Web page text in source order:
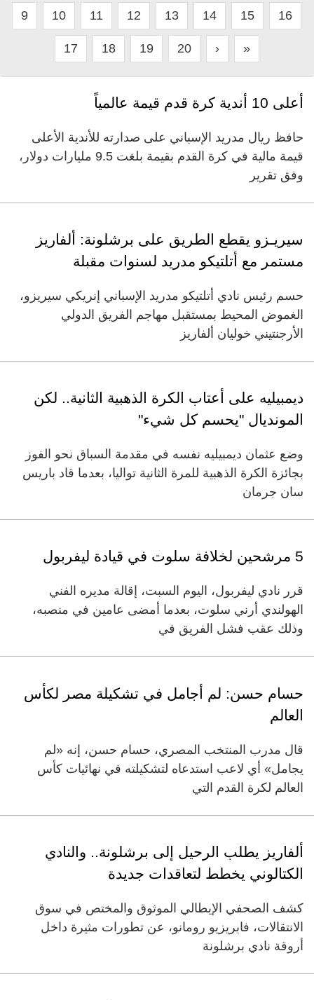
9 10 11 12 13 14 15 16
17 18 19 20 › »
أعلى 10 أندية كرة قدم قيمة عالمياً
حافظ ريال مدريد الإسباني على صدارته للأندية الأعلى
قيمة مالية في كرة القدم بقيمة بلغت 9.5 مليارات دولار،
وفق تقرير
سيريـزو يقطع الطريق على برشلونة: ألفاريز
مستمر مع أتلتيكو مدريد لسنوات مقبلة
حسم رئيس نادي أتلتيكو مدريد الإسباني إنريكي سيريزو،
الغموض المحيط بمستقبل مهاجم الفريق الدولي
الأرجنتيني خوليان ألفاريز
ديمبيليه على أعتاب الكرة الذهبية الثانية.. لكن
المونديال "يحسم كل شيء"
وضع عثمان ديمبيليه نفسه في مقدمة السباق نحو الفوز
بجائزة الكرة الذهبية للمرة الثانية تواليا، بعدما قاد باريس
سان جرمان
5 مرشحين لخلافة سلوت في قيادة ليفربول
قرر نادي ليفربول، اليوم السبت، إقالة مديره الفني
الهولندي أرني سلوت، بعدما أمضى عامين في منصبه،
وذلك عقب فشل الفريق في
حسام حسن: لم أجامل في تشكيلة مصر لكأس
العالم
قال ​مدرب المنتخب المصري، حسام حسن، إنه «لم
يجامل» أي لاعب استدعاه لتشكيلته في نهائيات كأس
‌العالم لكرة ​القدم التي
ألفاريز يطلب الرحيل إلى برشلونة.. والنادي
الكتالوني يخطط لتعاقدات جديدة
كشف الصحفي الإيطالي الموثوق والمختص في سوق
الانتقالات، فابريزيو رومانو، عن تطورات مثيرة داخل
أروقة نادي برشلونة